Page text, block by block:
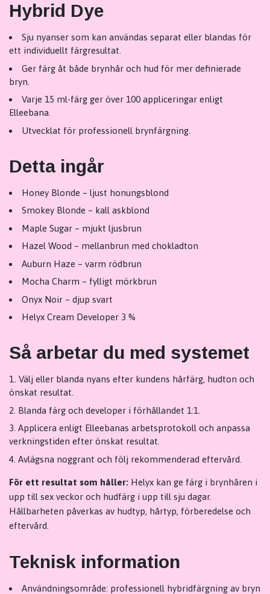
Hybrid Dye
Sju nyanser som kan användas separat eller blandas för
ett individuellt färgresultat.
Ger färg åt både brynhår och hud för mer definierade
bryn.
Varje 15 ml-färg ger över 100 appliceringar enligt
Elleebana.
Utvecklat för professionell brynfärgning.
Detta ingår
Honey Blonde – ljust honungsblond
Smokey Blonde – kall askblond
Maple Sugar – mjukt ljusbrun
Hazel Wood – mellanbrun med chokladton
Auburn Haze – varm rödbrun
Mocha Charm – fylligt mörkbrun
Onyx Noir – djup svart
Helyx Cream Developer 3 %
Så arbetar du med systemet
Välj eller blanda nyans efter kundens hårfärg, hudton och
önskat resultat.
Blanda färg och developer i förhållandet 1:1.
Applicera enligt Elleebanas arbetsprotokoll och anpassa
verkningstiden efter önskat resultat.
Avlägsna noggrant och följ rekommenderad eftervård.
För ett resultat som håller: Helyx kan ge färg i brynhåren i
upp till sex veckor och hudfärg i upp till sju dagar.
Hållbarheten påverkas av hudtyp, hårtyp, förberedelse och
eftervård.
Teknisk information
Användningsområde: professionell hybridfärgning av bryn